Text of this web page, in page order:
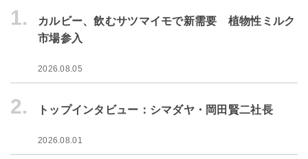
1.
カルビー、飲むサツマイモで新需要 植物性ミルク
市場参入
2026.08.05
2. トップインタビュー：シマダヤ・岡田賢二社長
2026.08.01